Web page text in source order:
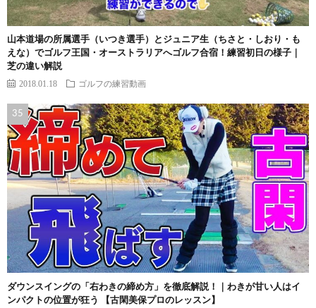
山本道場の所属選手（いつき選手）とジュニア生（ちさと・しおり・も
えな）でゴルフ王国・オーストラリアへゴルフ合宿！練習初日の様子｜
芝の違い解説
2018.01.18 ゴルフの練習動画
ダウンスイングの「右わきの締め方」を徹底解説！｜わきが甘い人はイ
ンパクトの位置が狂う 【古閑美保プロのレッスン】